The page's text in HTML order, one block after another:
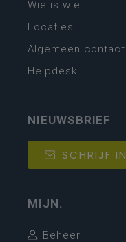
Wie is wie
Locaties
Algemeen contact
Helpdesk
NIEUWSBRIEF
SCHRIJF IN
MIJN.
Beheer